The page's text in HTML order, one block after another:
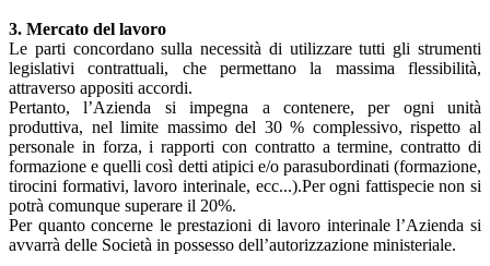
3. Mercato del lavoro
Le parti concordano sulla necessità di utilizzare tutti gli strumenti
legislativi contrattuali, che permettano la massima flessibilità,
attraverso appositi accordi.
Pertanto, l’Azienda si impegna a contenere, per ogni unità
produttiva, nel limite massimo del 30 % complessivo, rispetto al
personale in forza, i rapporti con contratto a termine, contratto di
formazione e quelli così detti atipici e/o parasubordinati (formazione,
tirocini formativi, lavoro interinale, ecc...).Per ogni fattispecie non si
potrà comunque superare il 20%.
Per quanto concerne le prestazioni di lavoro interinale l’Azienda si
avvarrà delle Società in possesso dell’autorizzazione ministeriale.